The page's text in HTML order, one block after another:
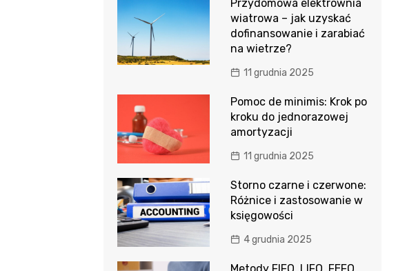
Przydomowa elektrownia
wiatrowa – jak uzyskać
dofinansowanie i zarabiać
na wietrze?
11 grudnia 2025
Pomoc de minimis: Krok po
kroku do jednorazowej
amortyzacji
11 grudnia 2025
Storno czarne i czerwone:
Różnice i zastosowanie w
księgowości
4 grudnia 2025
Metody FIFO, LIFO, FEFO,